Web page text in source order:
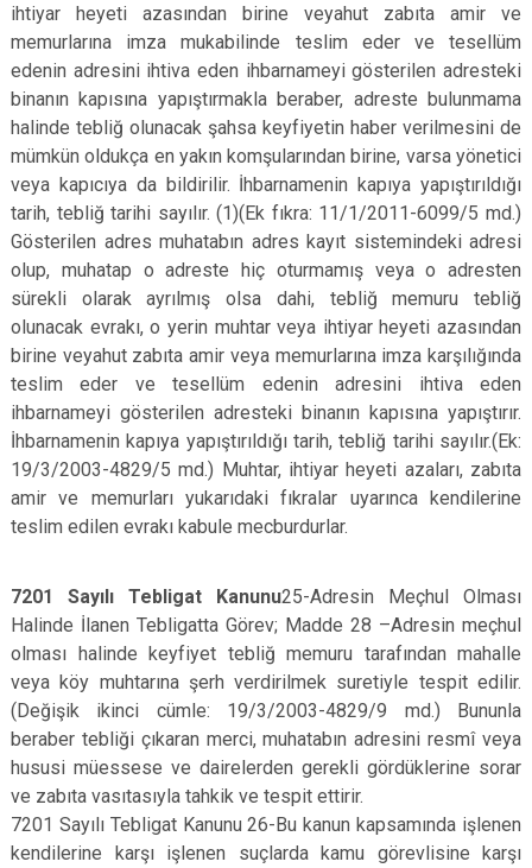
ihtiyar heyeti azasından birine veyahut zabıta amir ve
memurlarına imza mukabilinde teslim eder ve tesellüm
edenin adresini ihtiva eden ihbarnameyi gösterilen adresteki
binanın kapısına yapıştırmakla beraber, adreste bulunmama
halinde tebliğ olunacak şahsa keyfiyetin haber verilmesini de
mümkün oldukça en yakın komşularından birine, varsa yönetici
veya kapıcıya da bildirilir. İhbarnamenin kapıya yapıştırıldığı
tarih, tebliğ tarihi sayılır. (1)(Ek fıkra: 11/1/2011-6099/5 md.)
Gösterilen adres muhatabın adres kayıt sistemindeki adresi
olup, muhatap o adreste hiç oturmamış veya o adresten
sürekli olarak ayrılmış olsa dahi, tebliğ memuru tebliğ
olunacak evrakı, o yerin muhtar veya ihtiyar heyeti azasından
birine veyahut zabıta amir veya memurlarına imza karşılığında
teslim eder ve tesellüm edenin adresini ihtiva eden
ihbarnameyi gösterilen adresteki binanın kapısına yapıştırır.
İhbarnamenin kapıya yapıştırıldığı tarih, tebliğ tarihi sayılır.(Ek:
19/3/2003-4829/5 md.) Muhtar, ihtiyar heyeti azaları, zabıta
amir ve memurları yukarıdaki fıkralar uyarınca kendilerine
teslim edilen evrakı kabule mecburdurlar.
7201 Sayılı Tebligat Kanunu25-Adresin Meçhul Olması
Halinde İlanen Tebligatta Görev; Madde 28 –Adresin meçhul
olması halinde keyfiyet tebliğ memuru tarafından mahalle
veya köy muhtarına şerh verdirilmek suretiyle tespit edilir.
(Değişik ikinci cümle: 19/3/2003-4829/9 md.) Bununla
beraber tebliği çıkaran merci, muhatabın adresini resmî veya
hususi müessese ve dairelerden gerekli gördüklerine sorar
ve zabıta vasıtasıyla tahkik ve tespit ettirir.
7201 Sayılı Tebligat Kanunu 26-Bu kanun kapsamında işlenen
kendilerine karşı işlenen suçlarda kamu görevlisine karşı